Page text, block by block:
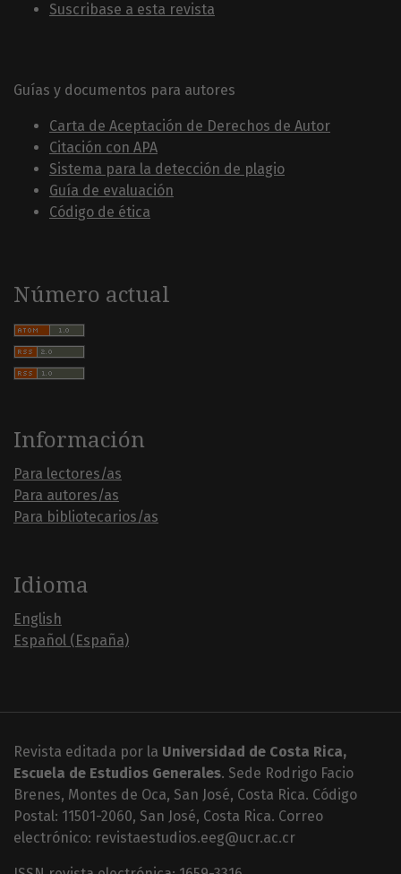
Suscribase a esta revista
Guías y documentos para autores
Carta de Aceptación de Derechos de Autor
Citación con APA
Sistema para la detección de plagio
Guía de evaluación
Código de ética
Número actual
Información
Para lectores/as
Para autores/as
Para bibliotecarios/as
Idioma
English
Español (España)
Revista editada por la Universidad de Costa Rica,
Escuela de Estudios Generales. Sede Rodrigo Facio
Brenes, Montes de Oca, San José, Costa Rica. Código
Postal: 11501-2060, San José, Costa Rica. Correo
electrónico: revistaestudios.eeg@ucr.ac.cr